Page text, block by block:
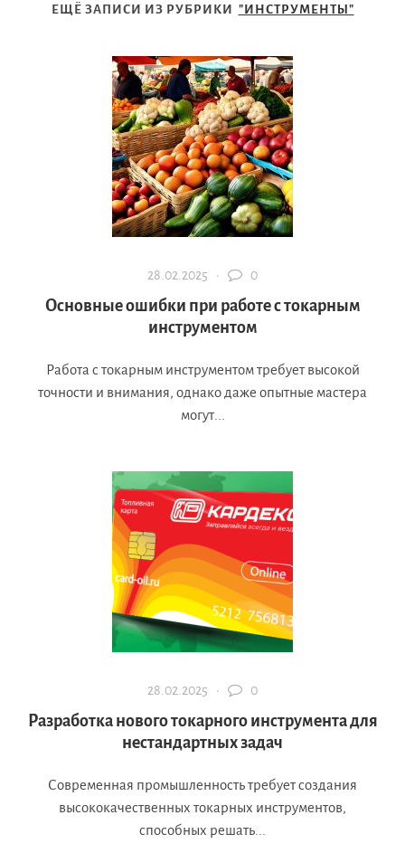
ЕЩЁ ЗАПИСИ ИЗ РУБРИКИ "ИНСТРУМЕНТЫ"
28.02.2025 · 0
Основные ошибки при работе с токарным
инструментом
Работа с токарным инструментом требует высокой
точности и внимания, однако даже опытные мастера
могут...
28.02.2025 · 0
Разработка нового токарного инструмента для
нестандартных задач
Современная промышленность требует создания
высококачественных токарных инструментов,
способных решать...